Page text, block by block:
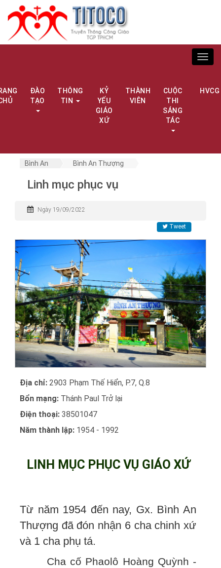
ĐÀO
TẠO
THÔNG
TIN
KỶ
YẾU
GIÁO
XỨ
THÀNH
VIÊN
CUỘC
THI
SÁNG
TÁC
HVCG
Bình An Bình An Thượng
Linh mục phục vụ
Ngày 19/09/2022
Tweet
Địa chỉ: 2903 Phạm Thế Hiển, P.7, Q.8
Bổn mạng: Thánh Paul Trở lại
Điện thoại: 38501047
Năm thành lập: 1954 - 1992
LINH MỤC PHỤC VỤ GIÁO XỨ
Từ năm 1954 đến nay, Gx. Bình An
Thượng đã đón nhận 6 cha chinh xứ
và 1 cha phụ tá.
Cha cố Phaolô Hoàng Quỳnh -